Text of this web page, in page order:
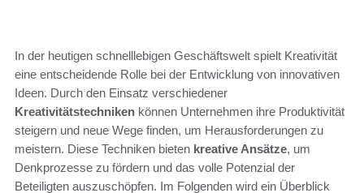
In der heutigen schnelllebigen Geschäftswelt spielt Kreativität
eine entscheidende Rolle bei der Entwicklung von innovativen
Ideen. Durch den Einsatz verschiedener
Kreativitätstechniken können Unternehmen ihre Produktivität
steigern und neue Wege finden, um Herausforderungen zu
meistern. Diese Techniken bieten kreative Ansätze, um
Denkprozesse zu fördern und das volle Potenzial der
Beteiligten auszuschöpfen. Im Folgenden wird ein Überblick